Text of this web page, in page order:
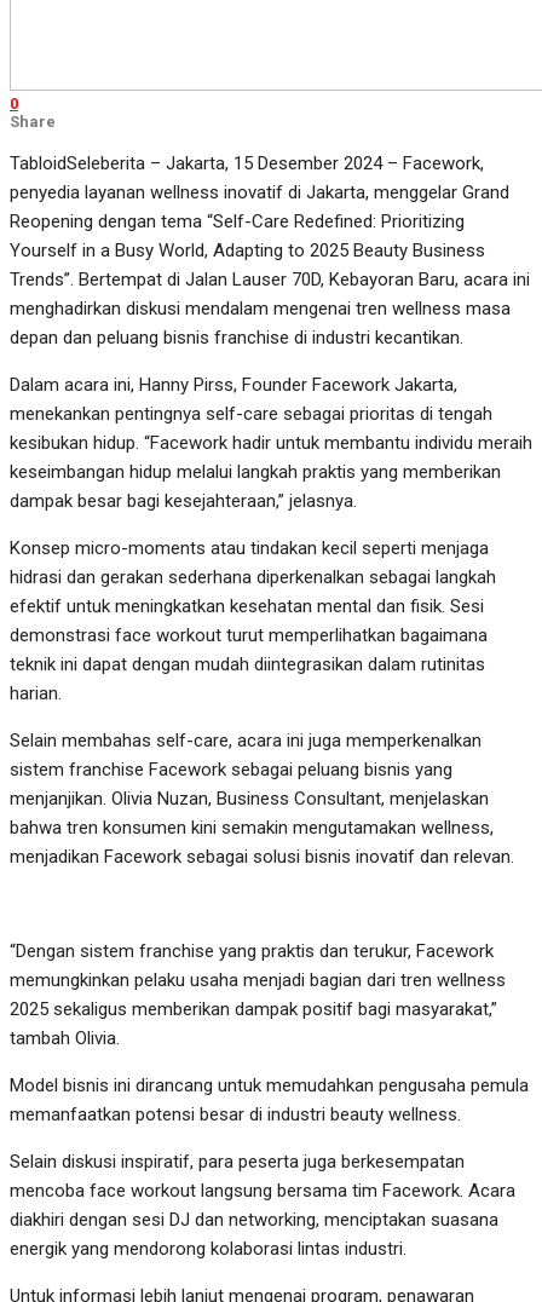
0
Share
TabloidSeleberita – Jakarta, 15 Desember 2024 – Facework,
penyedia layanan wellness inovatif di Jakarta, menggelar Grand
Reopening dengan tema “Self-Care Redefined: Prioritizing
Yourself in a Busy World, Adapting to 2025 Beauty Business
Trends”. Bertempat di Jalan Lauser 70D, Kebayoran Baru, acara ini
menghadirkan diskusi mendalam mengenai tren wellness masa
depan dan peluang bisnis franchise di industri kecantikan.
Dalam acara ini, Hanny Pirss, Founder Facework Jakarta,
menekankan pentingnya self-care sebagai prioritas di tengah
kesibukan hidup. “Facework hadir untuk membantu individu meraih
keseimbangan hidup melalui langkah praktis yang memberikan
dampak besar bagi kesejahteraan,” jelasnya.
Konsep micro-moments atau tindakan kecil seperti menjaga
hidrasi dan gerakan sederhana diperkenalkan sebagai langkah
efektif untuk meningkatkan kesehatan mental dan fisik. Sesi
demonstrasi face workout turut memperlihatkan bagaimana
teknik ini dapat dengan mudah diintegrasikan dalam rutinitas
harian.
Selain membahas self-care, acara ini juga memperkenalkan
sistem franchise Facework sebagai peluang bisnis yang
menjanjikan. Olivia Nuzan, Business Consultant, menjelaskan
bahwa tren konsumen kini semakin mengutamakan wellness,
menjadikan Facework sebagai solusi bisnis inovatif dan relevan.
“Dengan sistem franchise yang praktis dan terukur, Facework
memungkinkan pelaku usaha menjadi bagian dari tren wellness
2025 sekaligus memberikan dampak positif bagi masyarakat,”
tambah Olivia.
Model bisnis ini dirancang untuk memudahkan pengusaha pemula
memanfaatkan potensi besar di industri beauty wellness.
Selain diskusi inspiratif, para peserta juga berkesempatan
mencoba face workout langsung bersama tim Facework. Acara
diakhiri dengan sesi DJ dan networking, menciptakan suasana
energik yang mendorong kolaborasi lintas industri.
Untuk informasi lebih lanjut mengenai program, penawaran